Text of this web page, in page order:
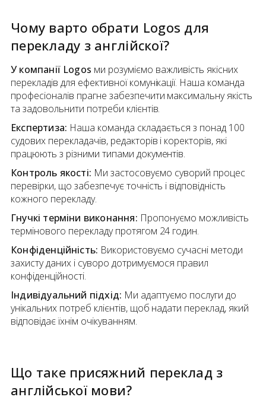
Чому варто обрати Logos для
перекладу з англійскої?
У компанії Logos ми розуміємо важливість якісних
перекладів для ефективної комунікації. Наша команда
професіоналів прагне забезпечити максимальну якість
та задовольнити потреби клієнтів.
Експертиза: Наша команда складається з понад 100
судових перекладачів, редакторів і коректорів, які
працюють з різними типами документів.
Контроль якості: Ми застосовуємо суворий процес
перевірки, що забезпечує точність і відповідність
кожного перекладу.
Гнучкі терміни виконання: Пропонуємо можливість
термінового перекладу протягом 24 годин.
Конфіденційність: Використовуємо сучасні методи
захисту даних і суворо дотримуємося правил
конфіденційності.
Індивідуальний підхід: Ми адаптуємо послуги до
унікальних потреб клієнтів, щоб надати переклад, який
відповідає їхнім очікуванням.
Що таке присяжний переклад з
англійської мови?